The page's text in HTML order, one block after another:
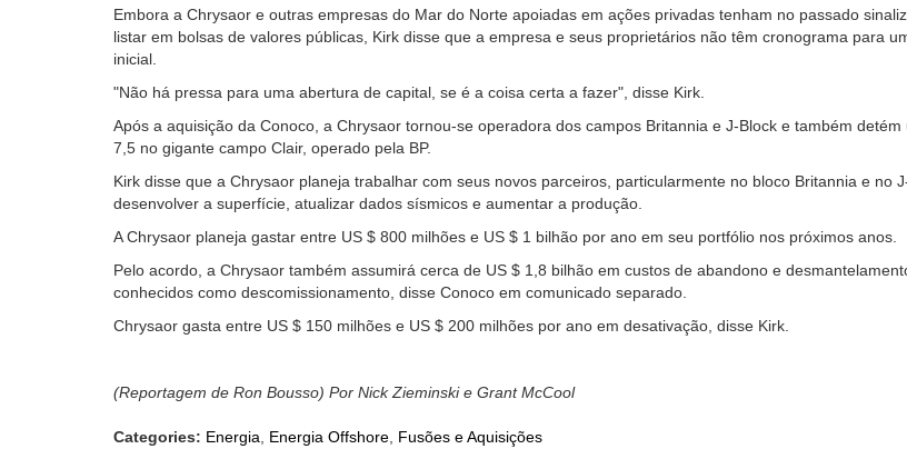
Embora a Chrysaor e outras empresas do Mar do Norte apoiadas em ações privadas tenham no passado
listar em bolsas de valores públicas, Kirk disse que a empresa e seus proprietários não têm cronograma para
inicial.
"Não há pressa para uma abertura de capital, se é a coisa certa a fazer", disse Kirk.
Após a aquisição da Conoco, a Chrysaor tornou-se operadora dos campos Britannia e J-Block e também
7,5 no gigante campo Clair, operado pela BP.
Kirk disse que a Chrysaor planeja trabalhar com seus novos parceiros, particularmente no bloco Britannia e no
desenvolver a superfície, atualizar dados sísmicos e aumentar a produção.
A Chrysaor planeja gastar entre US $ 800 milhões e US $ 1 bilhão por ano em seu portfólio nos próximos anos.
Pelo acordo, a Chrysaor também assumirá cerca de US $ 1,8 bilhão em custos de abandono e
conhecidos como descomissionamento, disse Conoco em comunicado separado.
Chrysaor gasta entre US $ 150 milhões e US $ 200 milhões por ano em desativação, disse Kirk.
(Reportagem de Ron Bousso) Por Nick Zieminski e Grant McCool
Categories: Energia Energia Offshore Fusões e Aquisições